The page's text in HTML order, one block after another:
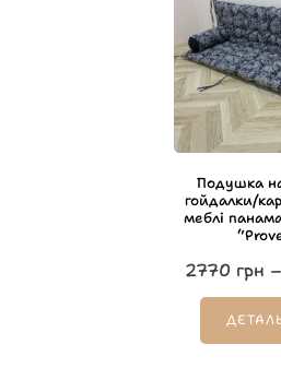
Подушка
гойдалки/
меблі
2770 грн –